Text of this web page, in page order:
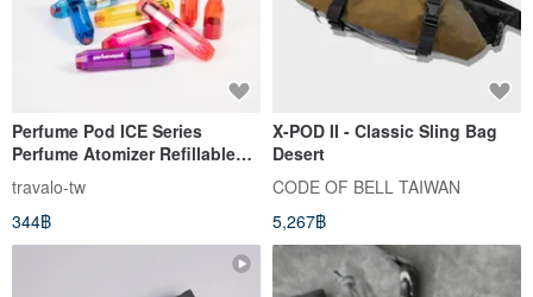
Perfume Pod ICE Series
Perfume Atomizer Refillable
Perfume Bottle Fine Mist Gift
Recommendation
travalo-tw
344฿
X-POD II - Classic Sling Bag
Desert
CODE OF BELL TAIWAN
5,267฿